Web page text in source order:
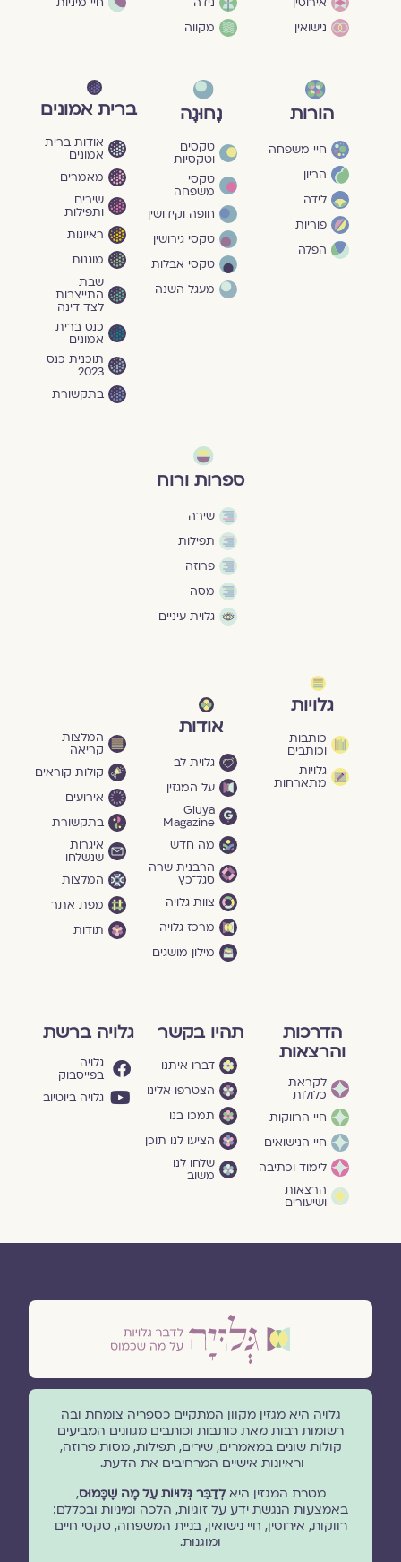
נישואין
מקווה
הורות
חיי משפחה
הריון
לידה
פוריות
הפלה
נָחוּגָה
טקסים
וטקסיות
טקסי
משפחה
חופה וקידושין
טקסי גירושין
טקסי אבלות
מעגל השנה
ברית אמונים
אודות ברית
אמונים
מאמרים
שירים
ותפילות
ראיונות
מוגנוּת
שבת
התייצבות
לצד דינה
כנס ברית
אמונים
תוכנית כנס
2023
בתקשורת
ספרות ורוח
שירה
תפילות
פרוזה
מסה
גלוית עיניים
גלויות
כותבות
וכותבים
גלויות
מתארחות
אודות
גלוית לב
על המגזין
Gluya
Magazine
מה חדש
הרבנית שרה
סגל־כץ
צוות גלויה
מרכז גלויה
מילון מושגים
המלצות
קריאה
קולות קוראים
אירועים
בתקשורת
איגרות
שנשלחו
המלצות
מפת אתר
תודות
הדרכות
והרצאות
לקראת
כלולות
חיי הרווקות
חיי הנישואים
לימוד וכתיבה
הרצאות
ושיעורים
תהיו בקשר
דברו איתנו
הצטרפו אלינו
תמכו בנו
הציעו לנו תוכן
שלחו לנו
משוב
גלויה ברשת
גלויה
בפייסבוק
גלויה ביוטיוב
גלויה היא מגזין מקוון המתקיים כספריה צומחת ובה
רשומות רבות מאת כותבות וכותבים מגוונים המביעים
קולות שונים במאמרים, שירים, תפילות, מסות פרוזה,
וראיונות אישיים המרחיבים את הדעת.
מטרת המגזין היאלְדַבֵּר גְּלוּיוֹת עַל מָה שֶׁכָּמוּס,
באמצעות הנגשת ידע על זוגיות, הלכה ומיניות ובכללם:
רווקות, אירוסין, חיי נישואין, בניית המשפחה, טקסי חיים
ומוגנוּת.